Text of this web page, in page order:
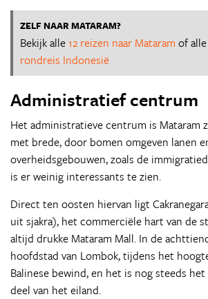
ZELF NAAR MATARAM?
Bekijk alle12 reizen naar Mataram of
rondreis Indonesië
Administratief centrum
Het administratieve centrum is Mataram
met brede, door bomen omgeven lanen
overheidsgebouwen, zoals de
is er weinig interessants te zien.
Direct ten oosten hiervan ligt
uit sjakra), het commerciële hart van de
altijd drukke Mataram Mall. In de
hoofdstad van Lombok, tijdens het
Balinese bewind, en het is nog steeds
deel van het eiland.